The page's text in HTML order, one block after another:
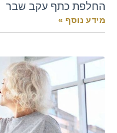
החלפת כתף עקב שבר
מידע נוסף »